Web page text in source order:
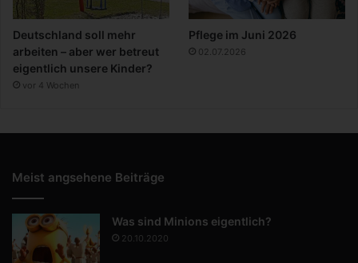
Deutschland soll mehr
arbeiten – aber wer betreut
eigentlich unsere Kinder?
vor 4 Wochen
Pflege im Juni 2026
02.07.2026
Meist angsehene Beiträge
Was sind Minions eigentlich?
20.10.2020